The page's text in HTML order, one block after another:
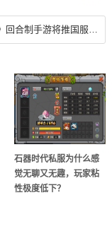
石器时代私服为什么感
觉无聊又无趣，玩家粘
性极度低下？